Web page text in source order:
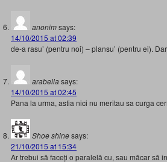
anonimsays:
14/10/2015 at 02:39
de-a rasu’ (pentru noi) – plansu’ (pentru ei).
arabellasays:
14/10/2015 at 02:45
Pana la urma, astia nici nu meritau sa curga
Shoe shinesays:
21/10/2015 at 15:34
Ar trebui să faceți o paralelă cu, sau măcar să